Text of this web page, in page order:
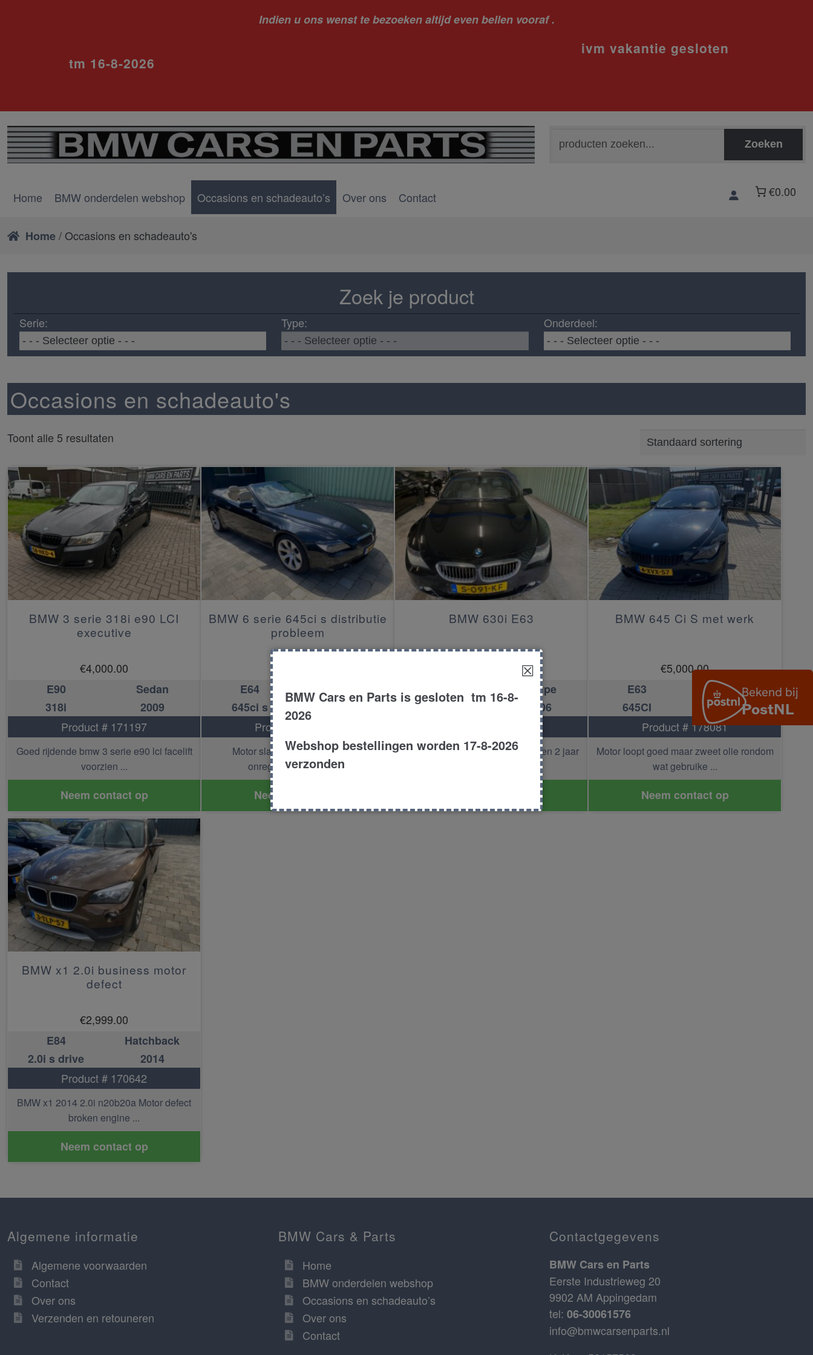
Indien u ons wenst te bezoeken altijd even bellen vooraf .
ivm vakantie gesloten
tm 16-8-2026
naar:
Zoeken
Home BMW onderdelen webshop Occasions en schadeauto’s Over ons Contact €0.00
Home/ Occasions en schadeauto's
Zoek je product
Serie: Type: Onderdeel:
Occasions en schadeauto's
Toont alle 5 resultaten
BMW 3 serie 318i e90 LCI
executive
€4,000.00
E90
Sedan
318i
2009
Product # 171197
Goed rijdende bmw 3 serie e90 lci facelift
voorzien ...
Neem contact op
BMW 6 serie 645ci s distributie
probleem
E64
645ci s
Product # 170199
Motor slaat zwaar aan en loopt
onregelmatig. het ver ...
Neem contact op
BMW 630i E63
E63
Coupe
2006
Goed rijdende bmw e63 Afgelopen 2 jaar
BMW 645 Ci S met werk
€5,000.00
E63
Coupe
645CI
2005
Product # 178081
Motor loopt goed maar zweet olie rondom
wat gebruike ...
Neem contact op
BMW x1 2.0i business motor
defect
€2,999.00
E84
Hatchback
2.0i s drive
2014
Product # 170642
BMW x1 2014 2.0i n20b20a Motor defect
broken engine ...
Neem contact op
Algemene informatie
Algemene voorwaarden
Contact
Over ons
Verzenden en retouneren
BMW Cars & Parts
Home
BMW onderdelen webshop
Occasions en schadeauto’s
Over ons
Contact
Contactgegevens
BMW Cars en Parts
Eerste Industrieweg 20
9902 AM Appingedam
tel: 06-30061576
info@bmwcarsenparts.nl
☒
BMW Cars en Parts is gesloten tm 16-8-
2026
Webshop bestellingen worden 17-8-2026
verzonden